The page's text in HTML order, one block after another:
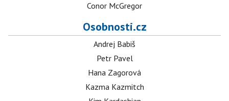
Conor McGregor
Osobnosti.cz
Andrej Babiš
Petr Pavel
Hana Zagorová
Kazma Kazmitch